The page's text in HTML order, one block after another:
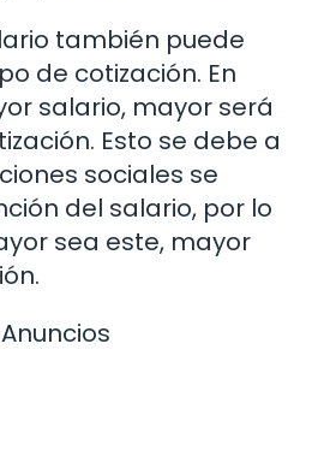
también puede
de cotización. En
salario, mayor será
Esto se debe a
sociales se
del salario, por lo
sea este, mayor
Anuncios